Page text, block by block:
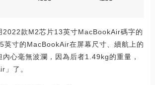
2022款M2芯片13英寸MacBookAir碼字的
英寸的MacBookAir在屏幕尺寸、續航上的
心毫無波瀾，因為后者1.49kg的重量，
」了。